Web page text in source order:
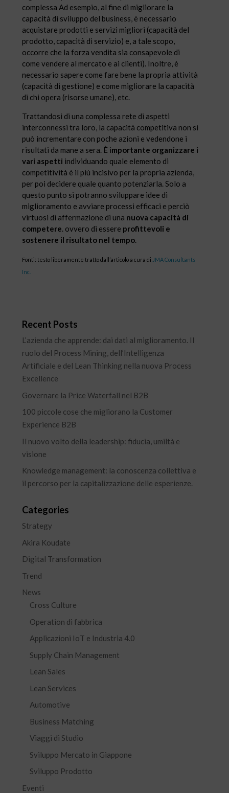
complessa Ad esempio, al fine di migliorare la
capacità di sviluppo del business, è necessario
acquistare prodotti e servizi migliori (capacità del
prodotto, capacità di servizio) e, a tale scopo,
occorre che la forza vendita sia consapevole di
come vendere al mercato e ai clienti). Inoltre, è
necessario sapere come fare bene la propria attività
(capacità di gestione) e come migliorare la capacità
di chi opera (risorse umane), etc.
Trattandosi di una complessa rete di aspetti
interconnessi tra loro, la capacità competitiva non si
può incrementare con poche azioni e vedendone i
risultati da mane a sera. È importante organizzare i
vari aspetti individuando quale elemento di
competitività è il più incisivo per la propria azienda,
per poi decidere quale quanto potenziarla. Solo a
questo punto si potranno sviluppare idee di
miglioramento e avviare processi efficaci e perciò
virtuosi di affermazione di una nuova capacità di
competere. ovvero di essere profittevoli e
sostenere il risultato nel tempo.
Fonti: testo liberamente tratto dall’articolo a cura di JMA Consultants
Inc.
Recent Posts
L’azienda che apprende: dai dati al miglioramento. Il
ruolo del Process Mining, dell’Intelligenza
Artificiale e del Lean Thinking nella nuova Process
Excellence
Governare la Price Waterfall nel B2B
100 piccole cose che migliorano la Customer
Experience B2B
Il nuovo volto della leadership: fiducia, umiltà e
visione
Knowledge management: la conoscenza collettiva e
il percorso per la capitalizzazione delle esperienze.
Categories
Strategy
Akira Koudate
Digital Transformation
Trend
News
Cross Culture
Operation di fabbrica
Applicazioni IoT e Industria 4.0
Supply Chain Management
Lean Sales
Lean Services
Automotive
Business Matching
Viaggi di Studio
Sviluppo Mercato in Giappone
Sviluppo Prodotto
Eventi